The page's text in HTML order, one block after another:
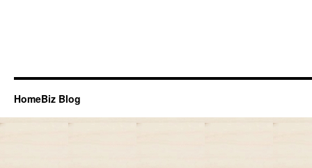
HomeBiz Blog